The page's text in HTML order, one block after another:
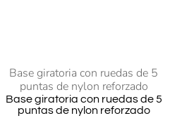
Base giratoria con ruedas de 5
puntas de nylon reforzado
Base giratoria con ruedas de 5
puntas de nylon reforzado